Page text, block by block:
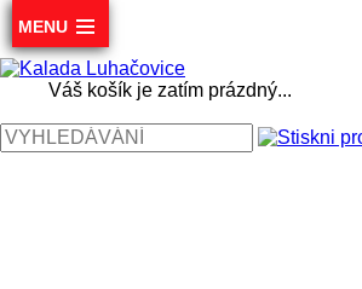
MENU
Váš košík je zatím prázdný...